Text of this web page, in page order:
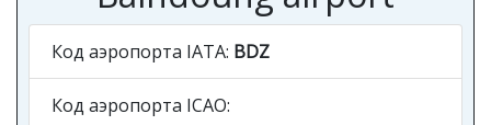
Код аэропорта IATA: BDZ
Код аэропорта ICAO: